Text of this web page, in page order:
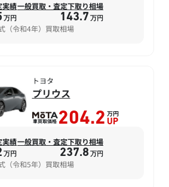
実績
万円
一般買取・査定下取り相場
143.7 万円
（令和4年）買取相場
トヨタ
プリウス
車買取価格204.2 万円
UP
実績
万円
一般買取・査定下取り相場
237.8 万円
（令和5年）買取相場